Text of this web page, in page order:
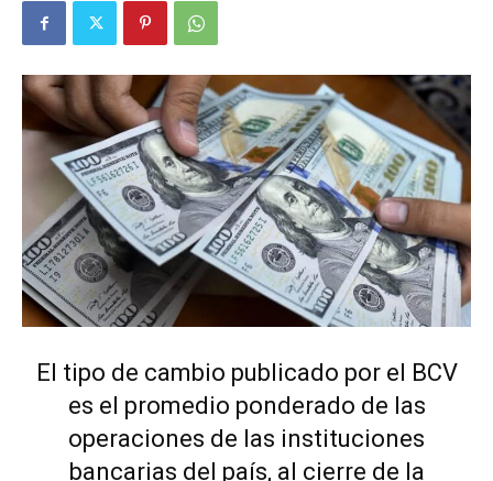
El tipo de cambio publicado por el BCV
es el promedio ponderado de las
operaciones de las instituciones
bancarias del país, al cierre de la